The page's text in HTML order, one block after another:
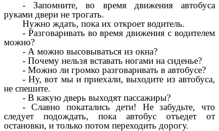
- Запомните, во время движения автобуса
руками двери не трогать.
Нужно ждать, пока их откроет водитель.
- Разговаривать во время движения с водителем
можно?
- А можно высовываться из окна?
- Почему нельзя вставать ногами на сиденье?
- Можно ли громко разговаривать в автобусе?
- Ну, вот мы и приехали, выходите из автобуса,
не спешите.
- В какую дверь выходят пассажиры?
- Славно покатались дети! Не забудьте, что
следует подождать, пока автобус отъедет от
остановки, и только потом переходить дорогу.